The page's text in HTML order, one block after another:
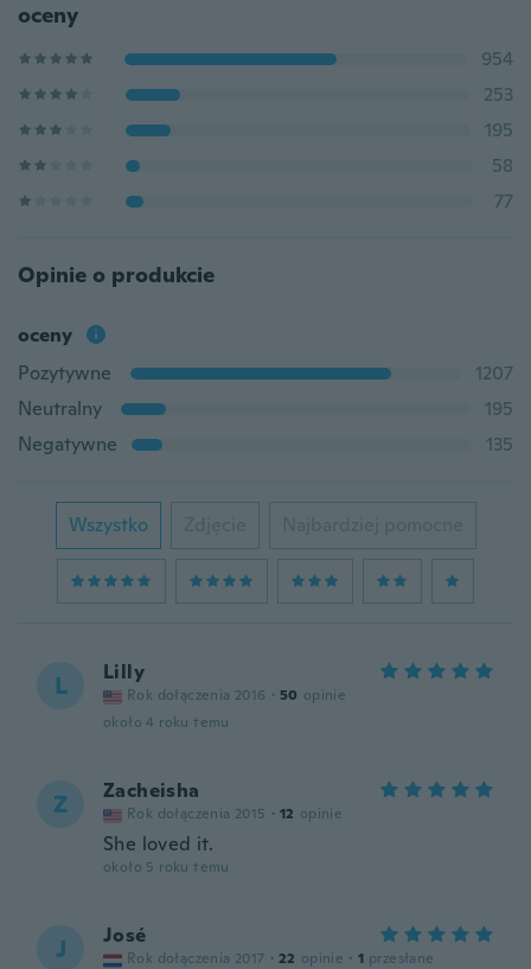
oceny
954
253
195
58
77
Opinie o produkcie
oceny
Pozytywne
1207
Neutralny
195
Negatywne
135
Wszystko Zdjęcie Najbardziej pomocne
L Lilly
Rok dołączenia 2016 · 50 opinie
około 4 roku temu
Z Zacheisha
Rok dołączenia 2015 · 12 opinie
She loved it.
około 5 roku temu
J José
Rok dołączenia 2017 · 22 opinie · 1 przesłane